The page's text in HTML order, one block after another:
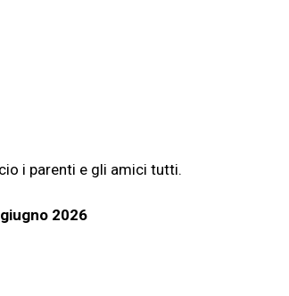
i parenti e gli amici tutti.
2026